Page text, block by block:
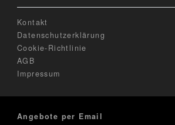
Kontakt
Datenschutzerklärung
Cookie-Richtlinie
AGB
Impressum
Angebote per Email